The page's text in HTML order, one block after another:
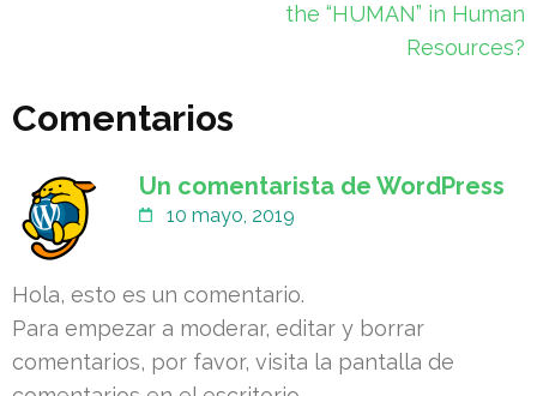
the “HUMAN” in Human
Resources?
Comentarios
Un comentarista de WordPress
10 mayo, 2019
Hola, esto es un comentario.
Para empezar a moderar, editar y borrar
comentarios, por favor, visita la pantalla de